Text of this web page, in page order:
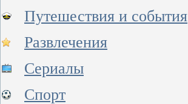
Путешествия и события
Развлечения
Сериалы
Спорт